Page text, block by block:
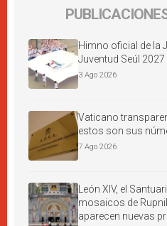
Himno oficial de la
Juventud Seúl 2027
3 Ago 2026
Vaticano
estos son sus
7 Ago 2026
León XIV, el
mosaicos de
aparecen nuevas